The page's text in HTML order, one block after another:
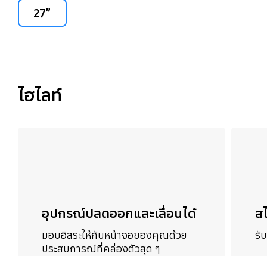
27”
ไฮไลท์
อุปกรณ์ปลดออกและเลื่อนได้
มอบอิสระให้กับหน้าจอของคุณด้วย
ประสบการณ์ที่คล่องตัวสุด ๆ
ส
รั